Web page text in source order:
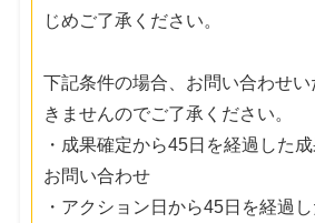
じめご了承ください。
下記条件の場合、お問い合わせ
きませんのでご了承ください。
・成果確定から45日を経過した
お問い合わせ
・アクション日から45日を経過